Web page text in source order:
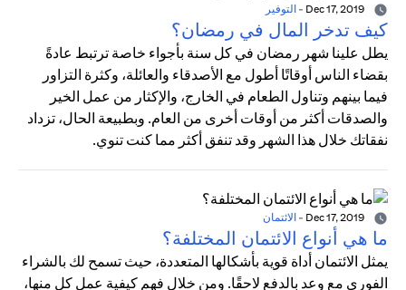
- التوفير
كيف تدخر المال في رمضان؟
يطل علينا شهر رمضان في كل سنة بأجواء خاصة ترتبط عادةً
بقضاء الناس أوقاتًا أطول مع الأصدقاء والعائلة، وكثرة التزاور
فيما بينهم وتناول الطعام في الخارج، والإكثار من عمل الخير
والصدقات أكثر من أوقات أخرى من العام. وبطبيعة الحال، تزداد
نفقاتك خلال هذا الشهر وقد تنفق أكثر مما كنت تنوي.
- الائتمان
ما هي أنواع الائتمان المختلفة؟
يمثل الائتمان أداة قوية بأشكالها المتعددة، حيث تسمح لك بالشراء
الفوري مع وعد بالدفع لاحقًا. ومن خلال فهم كيفية عمل كل منها،